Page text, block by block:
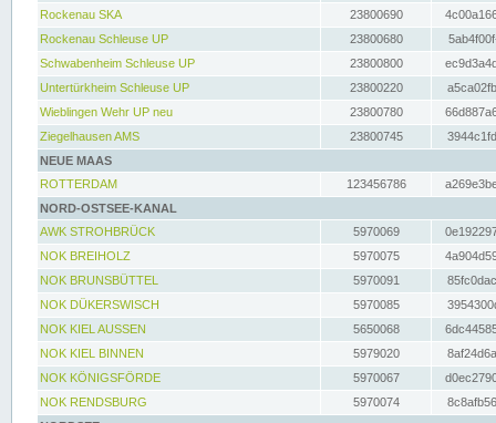
Rockenau SKA
23800690
Rockenau Schleuse UP
23800680
Schwabenheim Schleuse UP
23800800
Untertürkheim Schleuse UP
23800220
Wieblingen Wehr UP neu
23800780
Ziegelhausen AMS
23800745
NEUE MAAS
ROTTERDAM
123456786
NORD-OSTSEE-KANAL
AWK STROHBRÜCK
5970069
NOK BREIHOLZ
5970075
NOK BRUNSBÜTTEL
5970091
NOK DÜKERSWISCH
5970085
NOK KIEL AUSSEN
5650068
NOK KIEL BINNEN
5979020
NOK KÖNIGSFÖRDE
5970067
NOK RENDSBURG
5970074